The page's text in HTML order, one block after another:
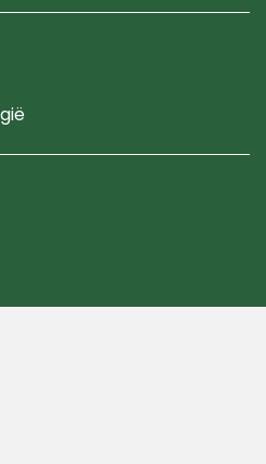
Facebook